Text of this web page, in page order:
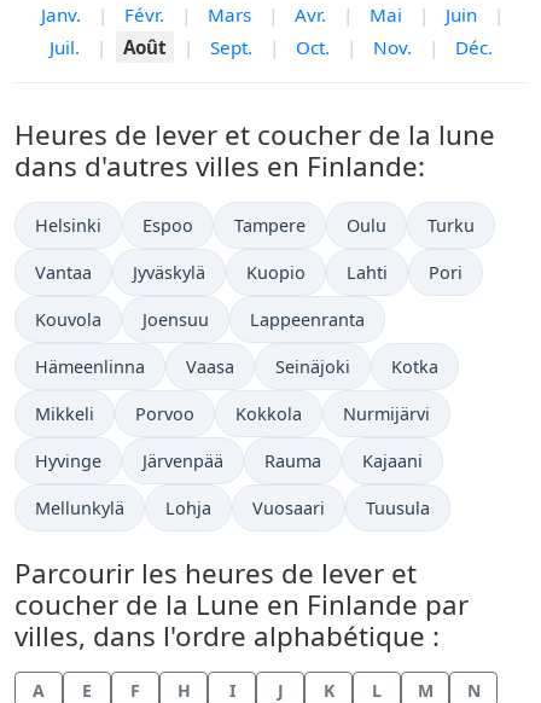
Janv. | Févr. | Mars | Avr. | Mai | Juin
|
Juil.
| Août | Sept. | Oct. | Nov. | Déc.
Heures de lever et coucher de la lune
dans d'autres villes en Finlande:
Helsinki Espoo Tampere Oulu Turku
Vantaa Jyväskylä Kuopio Lahti Pori
Kouvola Joensuu Lappeenranta
Hämeenlinna Vaasa Seinäjoki Kotka
Mikkeli Porvoo Kokkola Nurmijärvi
Hyvinge Järvenpää Rauma Kajaani
Mellunkylä Lohja Vuosaari Tuusula
Parcourir les heures de lever et
coucher de la Lune en Finlande par
villes, dans l'ordre alphabétique :
A E F H I J K L M
N